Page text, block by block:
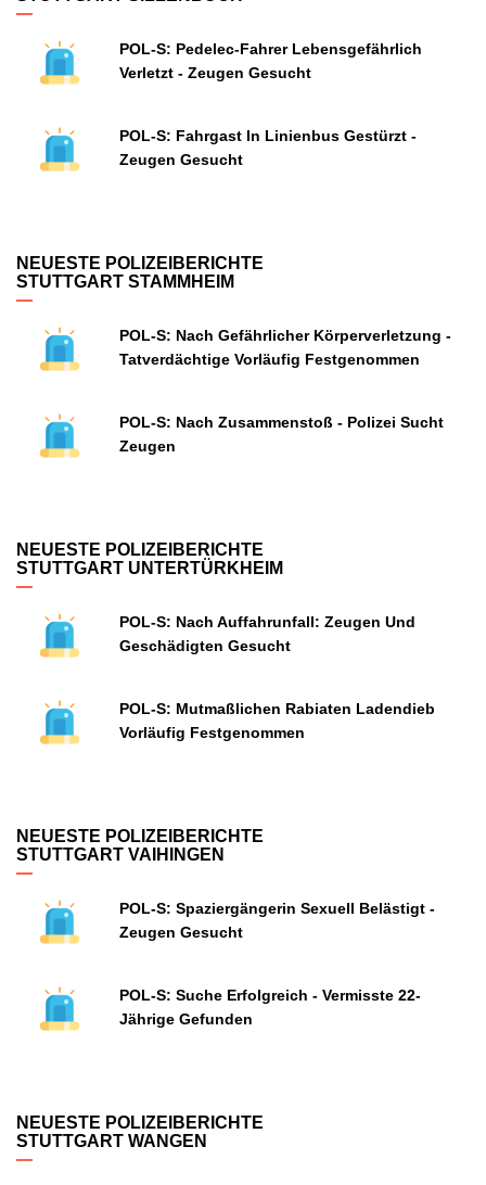
POL-S: Pedelec-Fahrer Lebensgefährlich
Verletzt - Zeugen Gesucht
POL-S: Fahrgast In Linienbus Gestürzt -
Zeugen Gesucht
NEUESTE POLIZEIBERICHTE
STUTTGART STAMMHEIM
POL-S: Nach Gefährlicher Körperverletzung -
Tatverdächtige Vorläufig Festgenommen
POL-S: Nach Zusammenstoß - Polizei Sucht
Zeugen
NEUESTE POLIZEIBERICHTE
STUTTGART UNTERTÜRKHEIM
POL-S: Nach Auffahrunfall: Zeugen Und
Geschädigten Gesucht
POL-S: Mutmaßlichen Rabiaten Ladendieb
Vorläufig Festgenommen
NEUESTE POLIZEIBERICHTE
STUTTGART VAIHINGEN
POL-S: Spaziergängerin Sexuell Belästigt -
Zeugen Gesucht
POL-S: Suche Erfolgreich - Vermisste 22-
Jährige Gefunden
NEUESTE POLIZEIBERICHTE
STUTTGART WANGEN